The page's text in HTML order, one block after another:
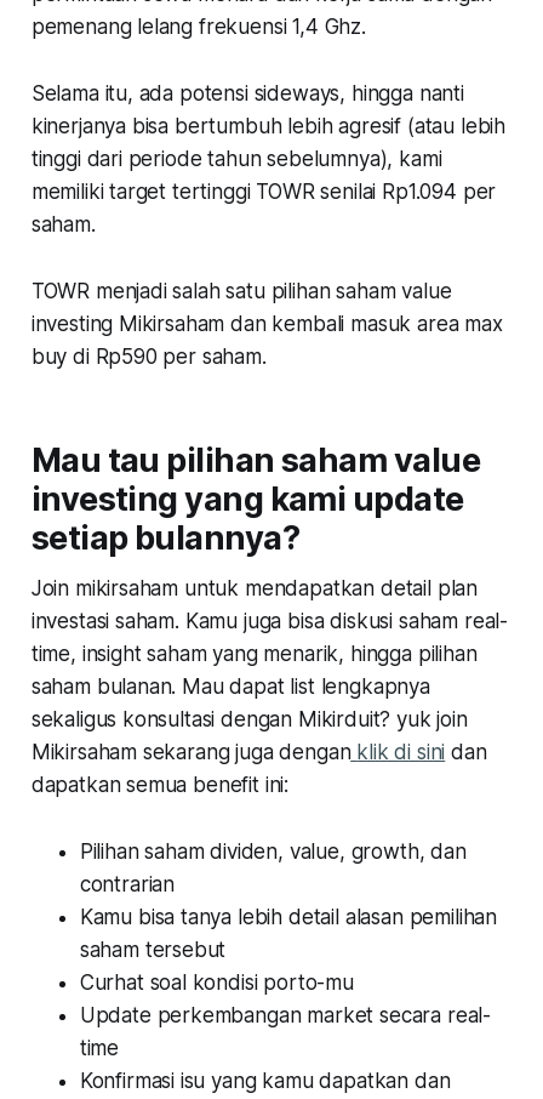
pemenang lelang frekuensi 1,4 Ghz.
Selama itu, ada potensi sideways, hingga nanti
kinerjanya bisa bertumbuh lebih agresif (atau lebih
tinggi dari periode tahun sebelumnya), kami
memiliki target tertinggi TOWR senilai Rp1.094 per
saham.
TOWR menjadi salah satu pilihan saham value
investing Mikirsaham dan kembali masuk area max
buy di Rp590 per saham.
Mau tau pilihan saham value
investing yang kami update
setiap bulannya?
Join mikirsaham untuk mendapatkan detail plan
investasi saham. Kamu juga bisa diskusi saham real-
time, insight saham yang menarik, hingga pilihan
saham bulanan. Mau dapat list lengkapnya
sekaligus konsultasi dengan Mikirduit? yuk join
Mikirsaham sekarang juga dengan klik di sini dan
dapatkan semua benefit ini:
Pilihan saham dividen, value, growth, dan
contrarian
Kamu bisa tanya lebih detail alasan pemilihan
saham tersebut
Curhat soal kondisi porto-mu
Update perkembangan market secara real-
time
Konfirmasi isu yang kamu dapatkan dan